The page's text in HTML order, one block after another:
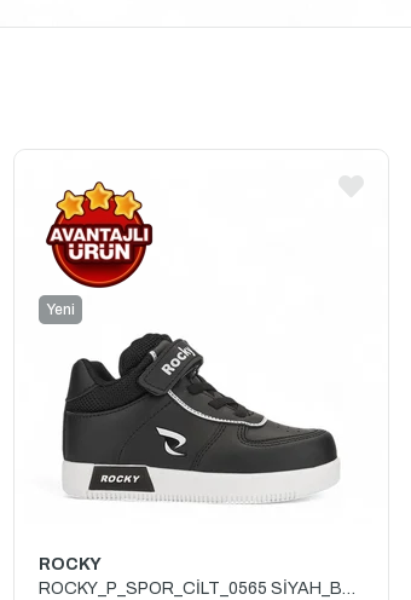
ROCKY
ROCKY_P_SPOR_CİLT_0565 SİYAH_BEYAZ
Yeni